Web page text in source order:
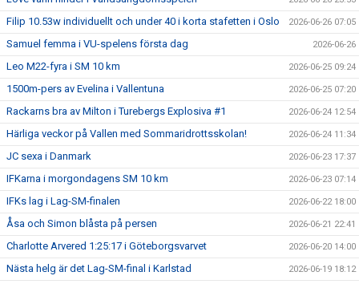
Filip 10.53w individuellt och under 40 i korta stafetten i Oslo 2026-06-26 07:05
Samuel femma i VU-spelens första dag 2026-06-26
Leo M22-fyra i SM 10 km 2026-06-25 09:24
1500m-pers av Evelina i Vallentuna 2026-06-25 07:20
Rackarns bra av Milton i Turebergs Explosiva #1 2026-06-24 12:54
Härliga veckor på Vallen med Sommaridrottsskolan! 2026-06-24 11:34
JC sexa i Danmark 2026-06-23 17:37
IFKarna i morgondagens SM 10 km 2026-06-23 07:14
IFKs lag i Lag-SM-finalen 2026-06-22 18:00
Åsa och Simon blåsta på persen 2026-06-21 22:41
Charlotte Arvered 1:25:17 i Göteborgsvarvet 2026-06-20 14:00
Nästa helg är det Lag-SM-final i Karlstad 2026-06-19 18:12